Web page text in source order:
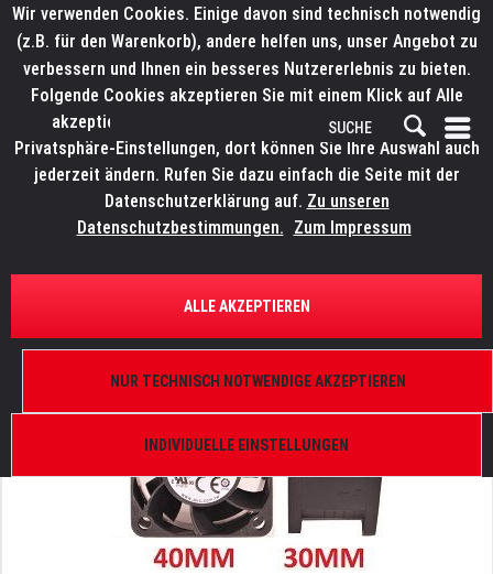
ÜBERSICHT ERSATZTEILE
ELATION 9900017287
Wir verwenden Cookies. Einige davon sind technisch notwendig
(z.B. für den Warenkorb), andere helfen uns, unser Angebot zu
verbessern und Ihnen ein besseres Nutzererlebnis zu bieten.
Folgende Cookies akzeptieren Sie mit einem Klick auf Alle
akzeptieren. Weitere Informationen finden Sie in den
Privatsphäre-Einstellungen, dort können Sie Ihre Auswahl auch
jederzeit ändern. Rufen Sie dazu einfach die Seite mit der
Datenschutzerklärung auf. Zu unseren
Datenschutzbestimmungen. Zum Impressum
INDIVIDUELLE EINSTELLUNGEN
NUR TECHNISCH NOTWENDIGE AKZEPTIEREN
ALLE AKZEPTIEREN